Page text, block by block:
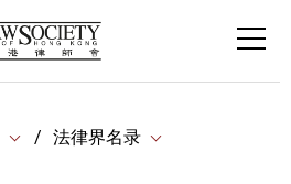
法律界名录